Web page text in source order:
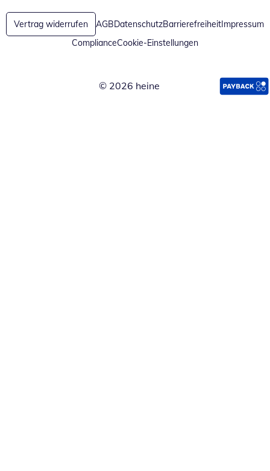
Vertrag widerrufen AGBDatenschutzBarrierefreiheitImpressum
ComplianceCookie-Einstellungen
© 2026 heine